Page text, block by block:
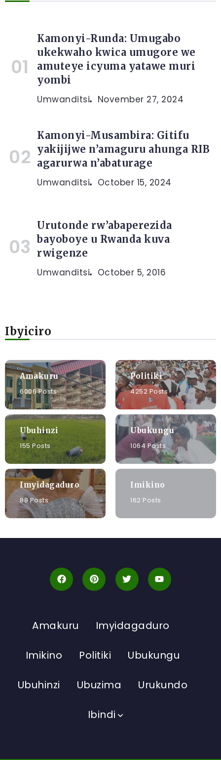
Kamonyi-Runda: Umugabo
ukekwaho kwica umugore we
amuteye icyuma yatawe muri
yombi
Umwanditsi November 27, 2024
Kamonyi-Musambira: Gitifu
yakijijwe n’amaguru ahunga RIB
agarurwa n’abaturage
Umwanditsi October 15, 2024
Urutonde rw’abaperezida
bayoboye u Rwanda kuva
rwigenze
Umwanditsi October 5, 2016
Ibyiciro
Amakuru
6006 Posts
Politiki
4252 Posts
Ubuhinzi
155 Posts
Ubukungu
1064 Posts
Imyidagaduro
88 Posts
Imikino
162 Posts
Amakuru Imyidagaduro
Imikino Politiki Ubukungu
Ubuhinzi Ubuzima Urukundo
Ibindi